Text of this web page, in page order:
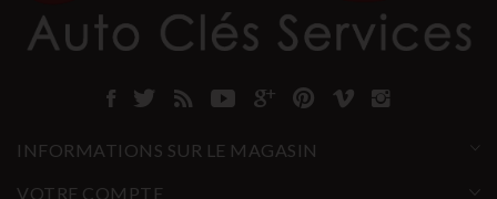
INFORMATIONS SUR LE MAGASIN
VOTRE COMPTE